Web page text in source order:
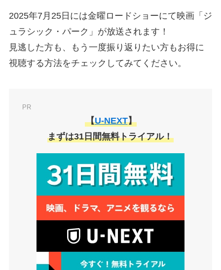
2025年7月25日には金曜ロードショーにて映画「ジ
ュラシック・パーク」が放送されます！
見逃した方も、もう一度振り返りたい方もお得に
視聴する方法をチェックしてみてください。
PR
【U-NEXT】
まずは31日間無料トライアル！